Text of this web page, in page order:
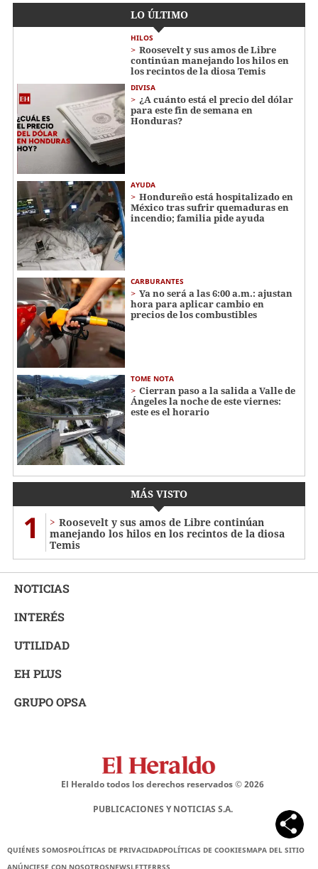
LO ÚLTIMO
HILOS
Roosevelt y sus amos de Libre
continúan manejando los hilos en
los recintos de la diosa Temis
DIVISA
¿A cuánto está el precio del dólar
para este fin de semana en
Honduras?
AYUDA
Hondureño está hospitalizado en
México tras sufrir quemaduras en
incendio; familia pide ayuda
CARBURANTES
Ya no será a las 6:00 a.m.: ajustan
hora para aplicar cambio en
precios de los combustibles
TOME NOTA
Cierran paso a la salida a Valle de
Ángeles la noche de este viernes:
este es el horario
MÁS VISTO
1
Roosevelt y sus amos de Libre continúan
manejando los hilos en los recintos de la diosa
Temis
NOTICIAS
INTERÉS
UTILIDAD
EH PLUS
GRUPO OPSA
El Heraldo todos los derechos reservados ©2026
PUBLICACIONES Y NOTICIAS S.A.
QUIÉNES SOMOSPOLÍTICAS DE PRIVACIDADPOLÍTICAS DE COOKIESMAPA DEL SITIO
ANÚNCIESE CON NOSOTROSNEWSLETTERRSS